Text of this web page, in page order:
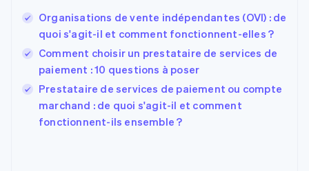
Organisations de vente indépendantes (OVI) : de
quoi s'agit-il et comment fonctionnent-elles ?
Comment choisir un prestataire de services de
paiement : 10 questions à poser
Prestataire de services de paiement ou compte
marchand : de quoi s'agit-il et comment
fonctionnent-ils ensemble ?
EnglishEspañol简体中文
Finlande
English Svenska
FrançaisEnglish
Gibraltar
English
Grèce